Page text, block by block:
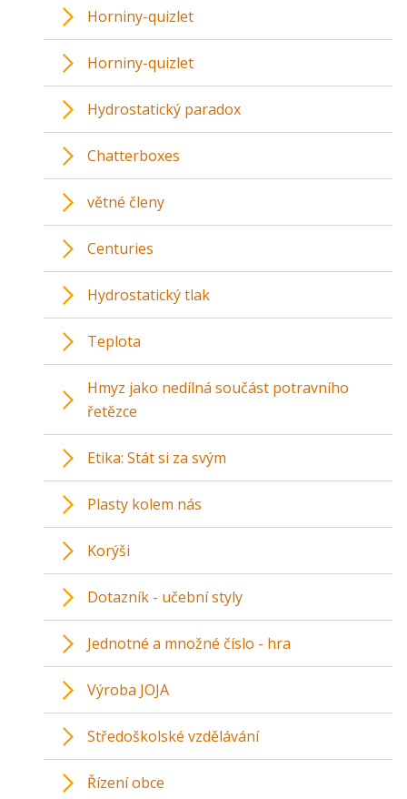
Horniny-quizlet
Horniny-quizlet
Hydrostatický paradox
Chatterboxes
větné členy
Centuries
Hydrostatický tlak
Teplota
Hmyz jako nedílná součást potravního
řetězce
Etika: Stát si za svým
Plasty kolem nás
Korýši
Dotazník - učební styly
Jednotné a množné číslo - hra
Výroba JOJA
Středoškolské vzdělávání
Řízení obce